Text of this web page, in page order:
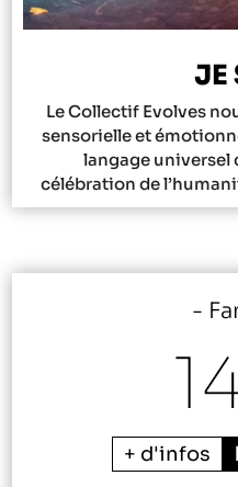
JE
Le Collectif Evolves
sensorielle et
langage universel
célébration de
+ d'infos